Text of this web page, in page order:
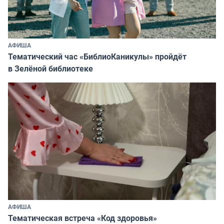
АФИША
Тематический час «БиблиоКаникулы» пройдёт
в Зелёной библиотеке
АФИША
Тематическая встреча «Код здоровья»